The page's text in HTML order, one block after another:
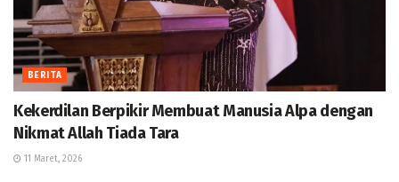
BERITA
Kekerdilan Berpikir Membuat Manusia Alpa dengan
Nikmat Allah Tiada Tara
11 Maret, 2026